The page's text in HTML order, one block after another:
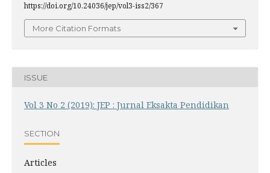
https://doi.org/10.24036/jep/vol3-iss2/367
More Citation Formats
ISSUE
Vol 3 No 2 (2019): JEP : Jurnal Eksakta Pendidikan
SECTION
Articles